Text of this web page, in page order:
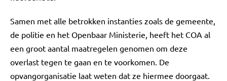
Samen met alle betrokken instanties zoals de gemeente,
de politie en het Openbaar Ministerie, heeft het COA al
een groot aantal maatregelen genomen om deze
overlast tegen te gaan en te voorkomen. De
opvangorganisatie laat weten dat ze hiermee doorgaat.